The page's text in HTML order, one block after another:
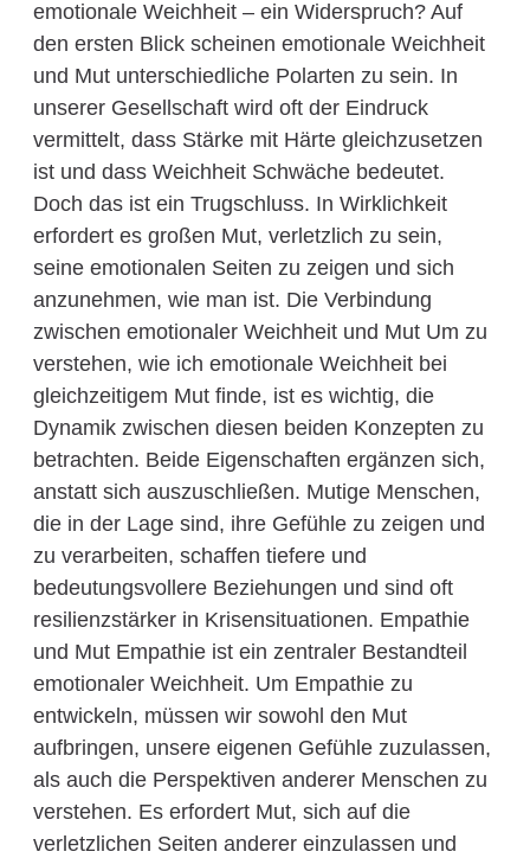
emotionale Weichheit – ein Widerspruch? Auf
den ersten Blick scheinen emotionale Weichheit
und Mut unterschiedliche Polarten zu sein. In
unserer Gesellschaft wird oft der Eindruck
vermittelt, dass Stärke mit Härte gleichzusetzen
ist und dass Weichheit Schwäche bedeutet.
Doch das ist ein Trugschluss. In Wirklichkeit
erfordert es großen Mut, verletzlich zu sein,
seine emotionalen Seiten zu zeigen und sich
anzunehmen, wie man ist. Die Verbindung
zwischen emotionaler Weichheit und Mut Um zu
verstehen, wie ich emotionale Weichheit bei
gleichzeitigem Mut finde, ist es wichtig, die
Dynamik zwischen diesen beiden Konzepten zu
betrachten. Beide Eigenschaften ergänzen sich,
anstatt sich auszuschließen. Mutige Menschen,
die in der Lage sind, ihre Gefühle zu zeigen und
zu verarbeiten, schaffen tiefere und
bedeutungsvollere Beziehungen und sind oft
resilienzstärker in Krisensituationen. Empathie
und Mut Empathie ist ein zentraler Bestandteil
emotionaler Weichheit. Um Empathie zu
entwickeln, müssen wir sowohl den Mut
aufbringen, unsere eigenen Gefühle zuzulassen,
als auch die Perspektiven anderer Menschen zu
verstehen. Es erfordert Mut, sich auf die
verletzlichen Seiten anderer einzulassen und